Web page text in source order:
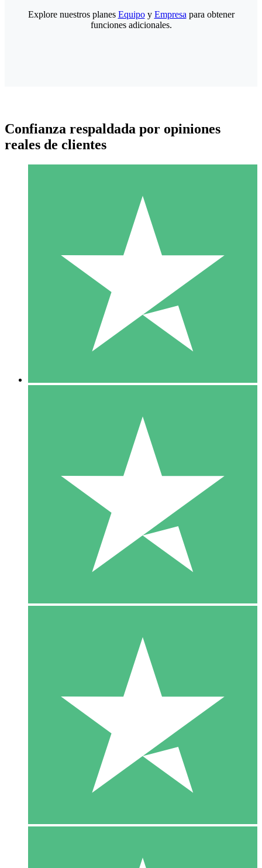
Paquetes de Créditos Individuales
Paga según el uso con créditos de descarga. Sin compromiso
10 00
10 Descargas
20 00
Explore nuestros planes Equipoy Empresa para obtener
funciones adicionales.
Confianza respaldada por opiniones
reales de clientes